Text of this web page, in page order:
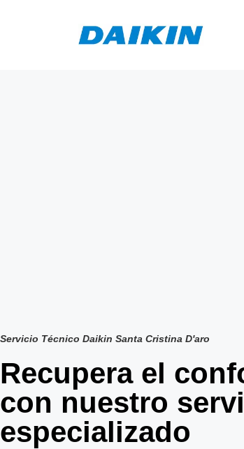
Servicio Técnico Daikin Santa Cristina D'aro
Recupera el
con nuestro
especializado